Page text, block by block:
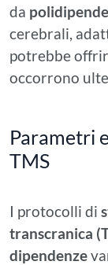
da
cerebrali,
potrebbe
occorrono
Parametri
TMS
I protocolli di
transcranica
dipendenze